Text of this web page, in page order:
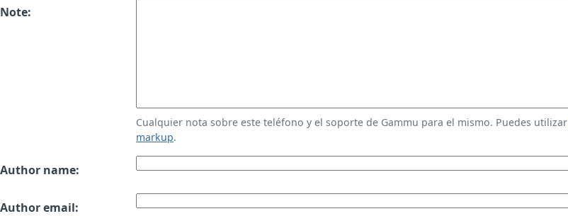
Note:
Cualquier nota sobre este teléfono y el soporte de Gammu para el mismo. Puedes utilizar
markup.
Author name:
Author email: